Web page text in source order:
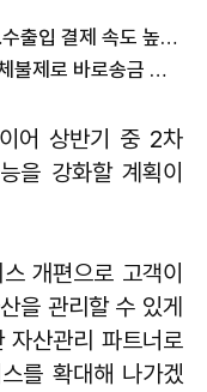
국민은행, JP모건 블록체인망 활용…수출입 결제 속도 높인다
근로자 임금체불 막는다…국민은행 '체불제로 바로송금 서비스' 출시
어 상반기 중 2차
을 강화할 계획이
개편으로 고객이
을 관리할 수 있게
자산관리 파트너로
를 확대해 나가겠